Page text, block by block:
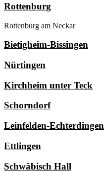
Rottenburg
Rottenburg am Neckar
Bietigheim-Bissingen
Nürtingen
Kirchheim unter Teck
Schorndorf
Leinfelden-Echterdingen
Ettlingen
Schwäbisch Hall